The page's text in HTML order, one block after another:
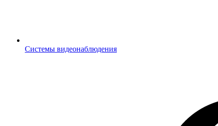
Системы видеонаблюдения